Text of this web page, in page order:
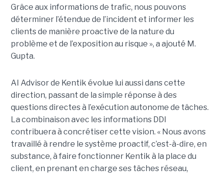
Grâce aux informations de trafic, nous pouvons
déterminer l’étendue de l’incident et informer les
clients de manière proactive de la nature du
problème et de l’exposition au risque », a ajouté M.
Gupta.
AI Advisor de Kentik évolue lui aussi dans cette
direction, passant de la simple réponse à des
questions directes à l’exécution autonome de tâches.
La combinaison avec les informations DDI
contribuera à concrétiser cette vision. « Nous avons
travaillé à rendre le système proactif, c’est-à-dire, en
substance, à faire fonctionner Kentik à la place du
client, en prenant en charge ses tâches réseau,